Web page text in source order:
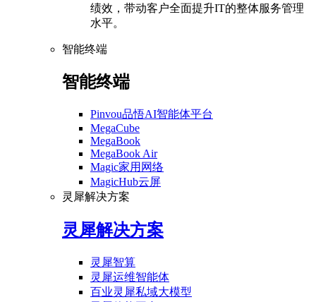
绩效，带动客户全面提升IT的整体服务管理
水平。
智能终端
智能终端
Pinvou品悟AI智能体平台
MegaCube
MegaBook
MegaBook Air
Magic家用网络
MagicHub云屏
灵犀解决方案
灵犀解决方案
灵犀智算
灵犀运维智能体
百业灵犀私域大模型